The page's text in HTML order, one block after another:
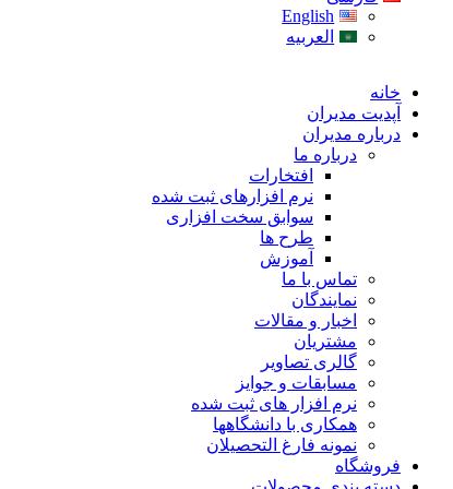
English
العربیه
خانه
آپدیت مدیران
درباره مدیران
درباره ما
افتخارات
نرم افزارهای ثبت شده
سوابق سخت افزاری
طرح ها
آموزش
تماس با ما
نمایندگان
اخبار و مقالات
مشتریان
گالری تصاویر
مسابقات و جوایز
نرم افزار های ثبت شده
همکاری با دانشگاهها
نمونه فارغ التحصیلان
فروشگاه